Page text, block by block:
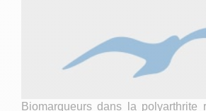
Biomarqueurs dans la polyarthrite